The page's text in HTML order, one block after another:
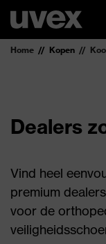
Home Kopen
Dealers
Vind heel
premium
voor de